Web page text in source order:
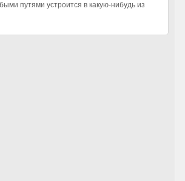
путями устроится в какую-нибудь из